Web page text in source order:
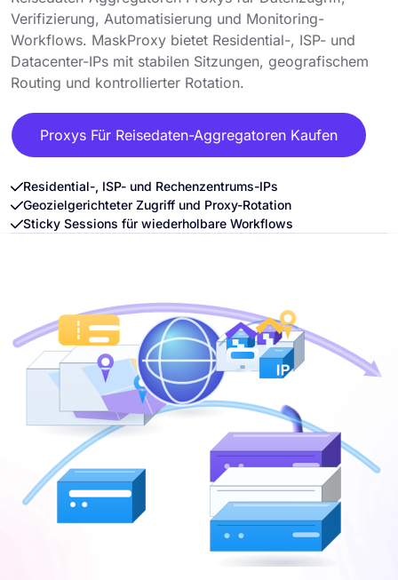
Verifizierung, Automatisierung und Monitoring-
Workflows. MaskProxy bietet Residential-, ISP- und
Datacenter-IPs mit stabilen Sitzungen, geografischem
Routing und kontrollierter Rotation.
Proxys Für Reisedaten-Aggregatoren Kaufen
Residential-, ISP- und Rechenzentrums-IPs
Geozielgerichteter Zugriff und Proxy-Rotation
Sticky Sessions für wiederholbare Workflows